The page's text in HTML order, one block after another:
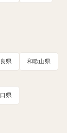
県 和歌山県
県